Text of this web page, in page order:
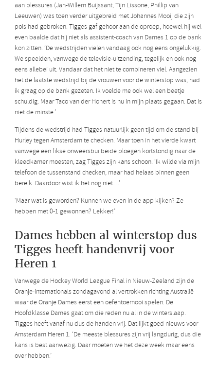
aan blessures (Jan-Willem Buijssant, Tijn Lissone, Phillip van
Leeuwen) was toen verder uitgebreid met Johannes Mooij die zijn
pols had gebroken. Tigges gaf gehoor aan de oproep, hoewel hij wel
even baalde dat hij niet als assistent-coach van Dames 1 op de bank
kon zitten. ‘De wedstrijden vielen vandaag ook nog eens ongelukkig.
We speelden, vanwege de televisie-uitzending, tegelijk en ook nog
eens allebei uit. Vandaar dat het niet te combineren viel. Aangezien
het de laatste wedstrijd bij de vrouwen voor de winterstop was, had
ik graag op de bank gezeten. Ik voelde me ook wel een beetje
schuldig. Maar Taco van der Honert is nu in mijn plaats gegaan. Dat is
niet de minste.’
Tijdens de wedstrijd had Tigges natuurlijk geen tijd om de stand bij
Hurley tegen Amsterdam te checken. Maar toen in het vierde kwart
vanwege een fikse onweersbui beide ploegen kortstondig naar de
kleedkamer moesten, zag Tigges zijn kans schoon. ‘Ik wilde via mijn
telefoon de tussenstand checken, maar had helaas binnen geen
bereik. Daardoor wist ik het nog niet…’
‘Maar wat is geworden? Kunnen we even in de app kijken? Ze
hebben met 0-1 gewonnen? Lekker!’
Dames hebben al winterstop dus
Tigges heeft handenvrij voor
Heren 1
Vanwege de Hockey World League Final in Nieuw-Zeeland zijn de
Oranje-internationals zondagavond al vertrokken richting Australië
waar de Oranje Dames eerst een oefentoernooi spelen. De
Hoofdklasse Dames gaat om die reden nu al in de winterslaap.
Tigges heeft vanaf nu dus de handen vrij. Dat lijkt goed nieuws voor
Amsterdam Heren 1. ‘De meeste blessures zijn vrij langdurig, dus die
kans is best aanwezig. Daar moeten we het deze week maar eens
over hebben.’